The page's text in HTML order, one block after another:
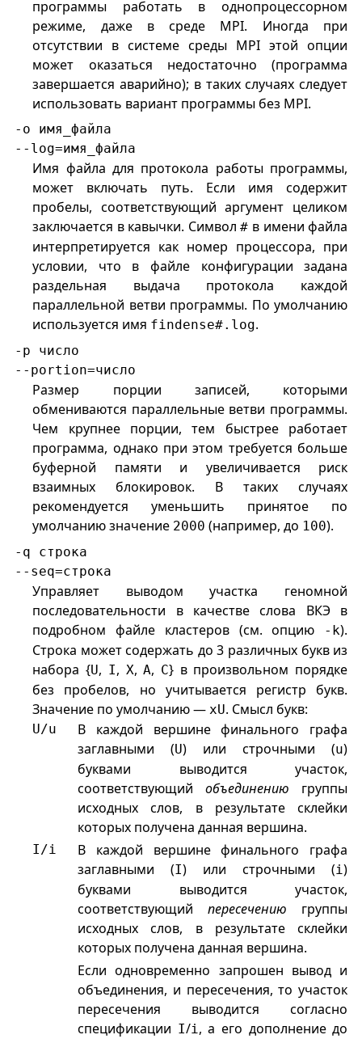
программы работать в однопроцессорном
режиме, даже в среде MPI. Иногда при
отсутствии в системе среды MPI этой опции
может оказаться недостаточно (программа
завершается аварийно); в таких случаях следует
использовать вариант программы без MPI.
-o имя_файла
--log=имя_файла
Имя файла для протокола работы программы,
может включать путь. Если имя содержит
пробелы, соответствующий аргумент целиком
заключается в кавычки. Символ# в имени файла
интерпретируется как номер процессора, при
условии, что в файле конфигурации задана
раздельная выдача протокола каждой
параллельной ветви программы. По умолчанию
используется имя findense#.log.
-p число
--portion=число
Размер порции записей, которыми
обмениваются параллельные ветви программы.
Чем крупнее порции, тем быстрее работает
программа, однако при этом требуется больше
буферной памяти и увеличивается риск
взаимных блокировок. В таких случаях
рекомендуется уменьшить принятое по
умолчанию значение 2000 (например, до 100).
-q строка
--seq=строка
Управляет выводом участка геномной
последовательности в качестве слова ВКЭ в
подробном файле кластеров (см. опцию
-k).
Строка может содержать до 3 различных букв из
набора {U, I, X,A, C} в произвольном порядке
без пробелов, но учитывается регистр букв.
Значение по умолчанию —xU. Смысл букв:
U/u
В каждой вершине финального графа
заглавными (U) или строчными (u)
буквами выводится участок,
соответствующийобъединению группы
исходных слов, в результате склейки
которых получена данная вершина.
I/i
В каждой вершине финального графа
заглавными (I) или строчными (i)
буквами выводится участок,
соответствующийпересечению группы
исходных слов, в результате склейки
которых получена данная вершина.
Если одновременно запрошен вывод и
объединения, и пересечения, то участок
пересечения выводится согласно
спецификации I/i, а его дополнение до